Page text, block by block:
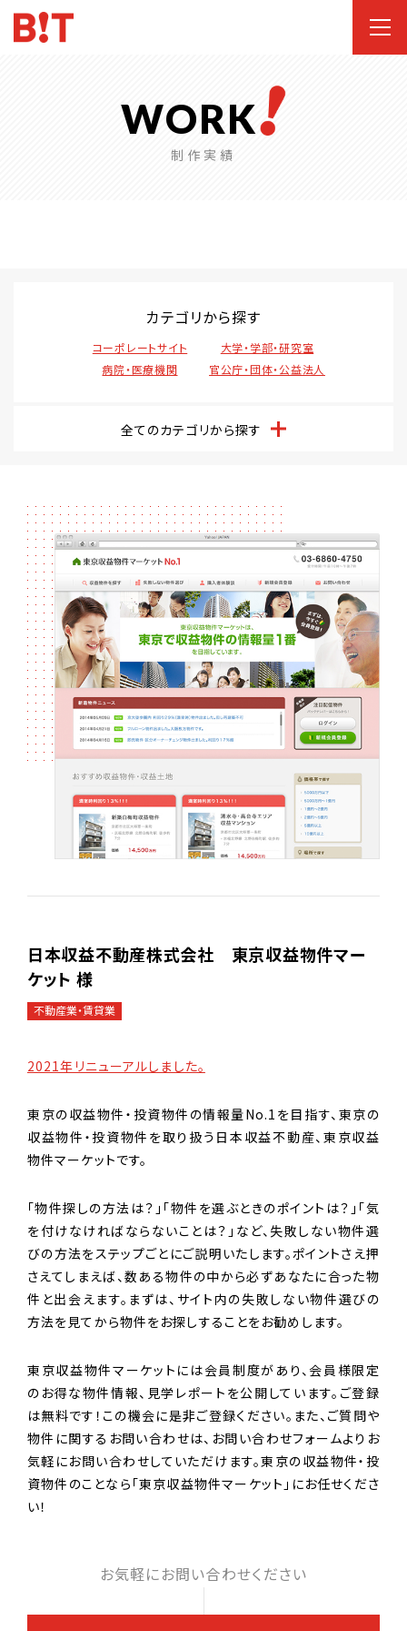
WORK
制作実績
カテゴリから探す
コーポレートサイト
大学・学部・研究室
病院・医療機関
官公庁・団体・公益法人
全てのカテゴリから探す
日本収益不動産株式会社 東京収益物件マー
ケット 様
不動産業・賃貸業
2021年リニューアルしました。
東京の収益物件・投資物件の情報量No.1を目指す、東京の
収益物件・投資物件を取り扱う日本収益不動産、東京収益
物件マーケットです。
「物件探しの方法は？」「物件を選ぶときのポイントは？」「気
を付けなければならないことは？」など、失敗しない物件選
びの方法をステップごとにご説明いたします。ポイントさえ押
さえてしまえば、数ある物件の中から必ずあなたに合った物
件と出会えます。まずは、サイト内の失敗しない物件選びの
方法を見てから物件をお探しすることをお勧めします。
東京収益物件マーケットには会員制度があり、会員様限定
のお得な物件情報、見学レポートを公開しています。ご登録
は無料です！この機会に是非ご登録ください。また、ご質問や
物件に関するお問い合わせは、お問い合わせフォームよりお
気軽にお問い合わせしていただけます。東京の収益物件・投
資物件のことなら「東京収益物件マーケット」にお任せくださ
い！
お気軽にお問い合わせください